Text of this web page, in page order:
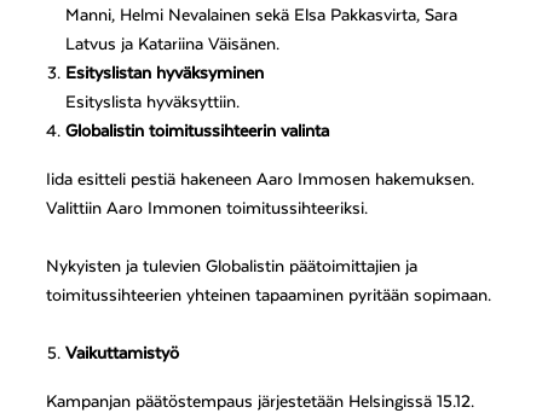
Manni, Helmi Nevalainen sekä Elsa Pakkasvirta, Sara
Latvus ja Katariina Väisänen.
Esityslistan hyväksyminen
Esityslista hyväksyttiin.
Globalistin toimitussihteerin valinta
Iida esitteli pestiä hakeneen Aaro Immosen hakemuksen.
Valittiin Aaro Immonen toimitussihteeriksi.
Nykyisten ja tulevien Globalistin päätoimittajien ja
toimitussihteerien yhteinen tapaaminen pyritään sopimaan.
Vaikuttamistyö
Kampanjan päätöstempaus järjestetään Helsingissä 15.12.